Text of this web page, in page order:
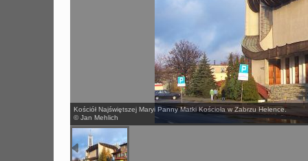
Kościół Najświętszej Maryi Panny Matki Kościoła w Zabrzu Helence.
© Jan Mehlich